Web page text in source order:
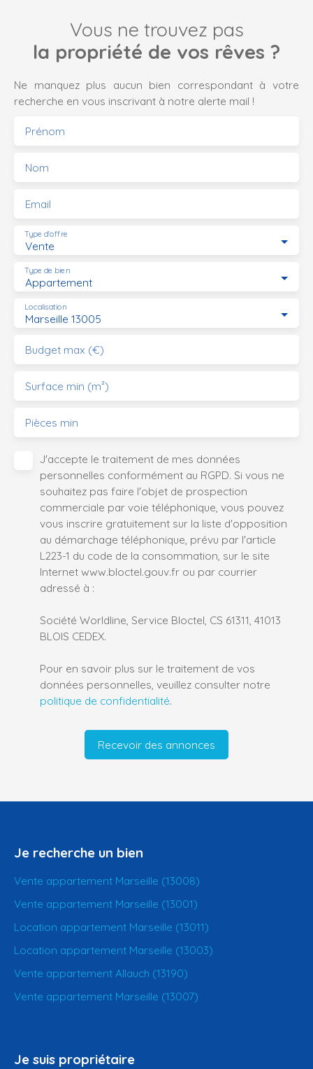
Vous ne trouvez pas
la propriété de vos rêves ?
Ne manquez plus aucun bien correspondant à votre
recherche en vous inscrivant à notre alerte mail !
Prénom
Nom
Email
Vente
Type d'offre
Appartement
Type de bien
Marseille 13005
Localisation
Budget max (€)
Surface min (m²)
Pièces min
J'accepte le traitement de mes données
personnelles conformément au RGPD. Si vous ne
souhaitez pas faire l'objet de prospection
commerciale par voie téléphonique, vous pouvez
vous inscrire gratuitement sur la liste d'opposition
au démarchage téléphonique, prévu par l'article
L223-1 du code de la consommation, sur le site
Internet www.bloctel.gouv.fr ou par courrier
adressé à :
Société Worldline, Service Bloctel, CS 61311, 41013
BLOIS CEDEX.
Pour en savoir plus sur le traitement de vos
données personnelles, veuillez consulter notre
politique de confidentialité.
Recevoir des annonces
Je recherche un bien
Vente appartement Marseille (13008)
Vente appartement Marseille (13001)
Location appartement Marseille (13011)
Location appartement Marseille (13003)
Vente appartement Allauch (13190)
Vente appartement Marseille (13007)
Je suis propriétaire